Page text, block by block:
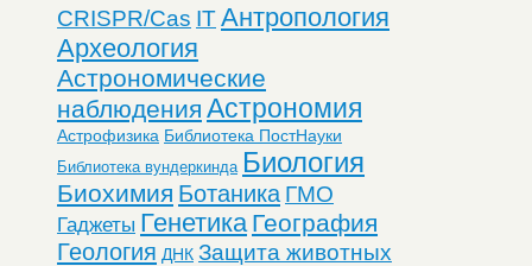
CRISPR/Cas ITАнтропология
Археология
Астрономические
наблюдения Астрономия
Астрофизика Библиотека ПостНауки
Библиотека вундеркинда Биология
Биохимия Ботаника ГМО
Гаджеты Генетика География
Геология ДНК Защита животных